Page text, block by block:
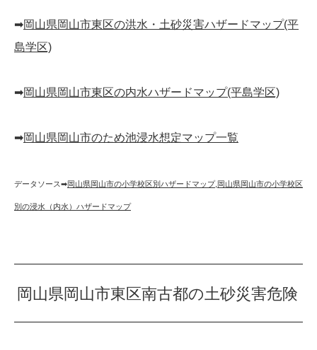
➡︎岡山県岡山市東区の洪水・土砂災害ハザードマップ(平
島学区)
➡︎岡山県岡山市東区の内水ハザードマップ(平島学区)
➡︎岡山県岡山市のため池浸水想定マップ一覧
データソース➡︎岡山県岡山市の小学校区別ハザードマップ, 岡山県岡山市の小学校区
別の浸水（内水）ハザードマップ
岡山県岡山市東区南古都の土砂災害危険